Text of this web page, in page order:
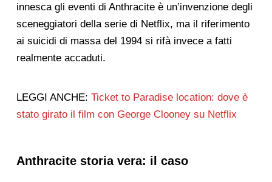
innesca gli eventi di Anthracite è un’invenzione degli
sceneggiatori della serie di Netflix, ma il riferimento
ai suicidi di massa del 1994 si rifà invece a fatti
realmente accaduti.
LEGGI ANCHE: Ticket to Paradise location: dove è
stato girato il film con George Clooney su Netflix
Anthracite storia vera: il caso